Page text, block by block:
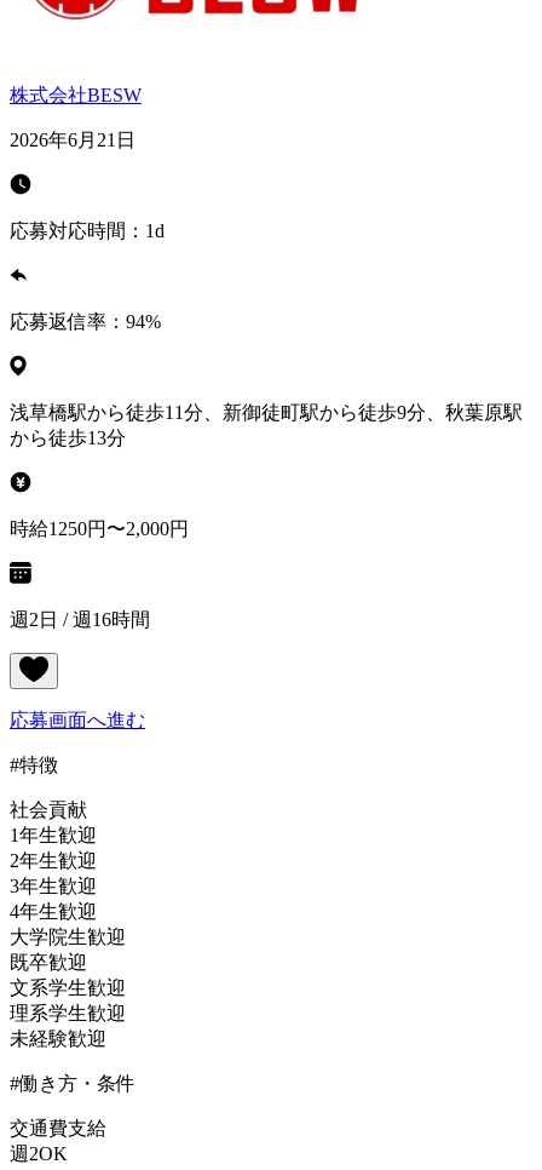
株式会社BESW
2026年6月21日
応募対応時間： 1d
応募返信率： 94%
浅草橋駅から徒歩11分、新御徒町駅から徒歩9分、秋葉原駅
から徒歩13分
時給1250円〜2,000円
週2日 / 週16時間
応募画面へ進む
#特徴
社会貢献
1年生歓迎
2年生歓迎
3年生歓迎
4年生歓迎
大学院生歓迎
既卒歓迎
文系学生歓迎
理系学生歓迎
未経験歓迎
#働き方・条件
交通費支給
週2OK